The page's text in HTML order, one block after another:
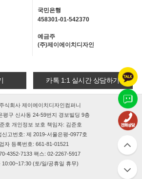
국민은행
458301-01-542370
예금주
(주)제이에이치디자인
카톡 1:1 실시간 상담하기
식회사 제이에이치디자인컴퍼니
평구 신사동 24-59번지 경보빌딩 9층
호 개인정보 보호 책임자: 김준호
신고번호: 제 2019-서울은평-0977호
자 등록번호: 661-81-01521
4352-7133 팩스: 02-2267-5917
10:00~17:30 (토/일/공휴일 휴무)